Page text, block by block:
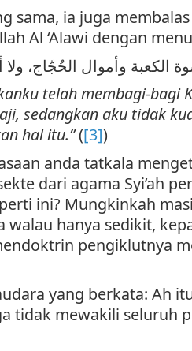
sama, ia juga
Al ‘Alawi dengan
telah membagi-bagi
sedangkan aku tidak
hal itu.”([3])
anda tatkala
dari agama Syi’ah
ini? Mungkinkah
walau hanya sedikit,
pengiklutnya
yang berkata: Ah
tidak mewakili seluruh